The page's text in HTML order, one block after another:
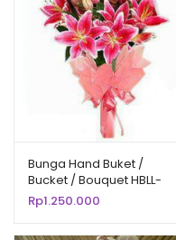
Bunga Hand Buket /
Bucket / Bouquet HBLL-
12503
Rp1.250.000